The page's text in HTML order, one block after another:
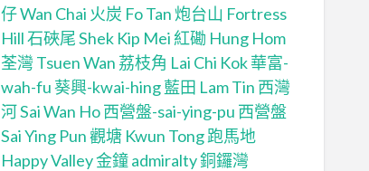
仔 Wan Chai 火炭 Fo Tan炮台山 Fortress
Hill石硤尾 Shek Kip Mei 紅磡 Hung Hom
荃灣 Tsuen Wan 荔枝角 Lai Chi Kok 華富-
wah-fu葵興-kwai-hing 藍田 Lam Tin 西灣
河 Sai Wan Ho 西營盤-sai-ying-pu 西營盤
Sai Ying Pun觀塘 Kwun Tong 跑馬地
Happy Valley金鐘 admiralty銅鑼灣